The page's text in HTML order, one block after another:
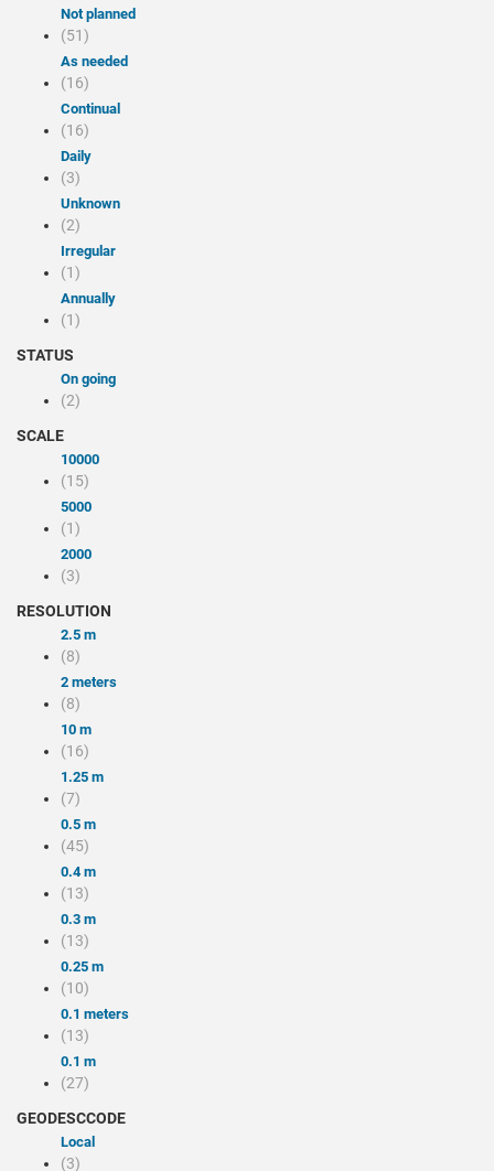
Not planned
(51)
As needed
(16)
Continual
(16)
Daily
(3)
Unknown
(2)
Irregular
(1)
Annually
(1)
STATUS
On going
(2)
SCALE
10000
(15)
5000
(1)
2000
(3)
RESOLUTION
2.5 m
(8)
2 meters
(8)
10 m
(16)
1.25 m
(7)
0.5 m
(45)
0.4 m
(13)
0.3 m
(13)
0.25 m
(10)
0.1 meters
(13)
0.1 m
(27)
GEODESCCODE
local
(3)